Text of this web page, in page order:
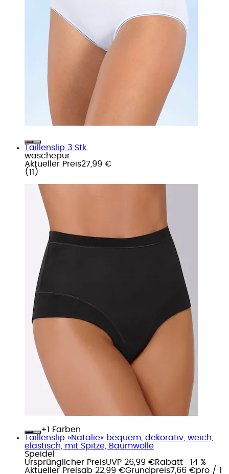
Taillenslip 3 Stk.
wäschepur
Aktueller Preis27,99 €
( 11 )
+
Farben
Taillenslip »Natalie« bequem, dekorativ, weich,
elastisch, mit Spitze, Baumwolle
Speidel
Ursprünglicher PreisUVP 26,99 €Rabatt- 14 %
Aktueller Preisab 22,99 €Grundpreis7,66 €pro / 1